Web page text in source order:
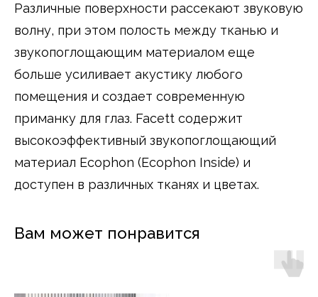
Различные поверхности рассекают звуковую
волну, при этом полость между тканью и
звукопоглощающим материалом еще
больше усиливает акустику любого
помещения и создает современную
приманку для глаз. Facett содержит
высокоэффективный звукопоглощающий
материал Ecophon (Ecophon Inside) и
доступен в различных тканях и цветах.
Вам может понравится